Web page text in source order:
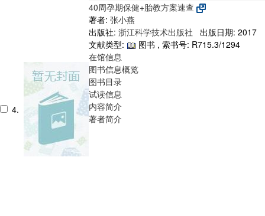
4.
40周孕期保健+胎教方案速查
著者: 张小燕
出版社: 浙江科学技术出版社
出版日期: 2017
文献类型:
图书 , 索书号: R715.3/1294
在馆信息
图书信息概览
图书目录
试读信息
内容简介
著者简介